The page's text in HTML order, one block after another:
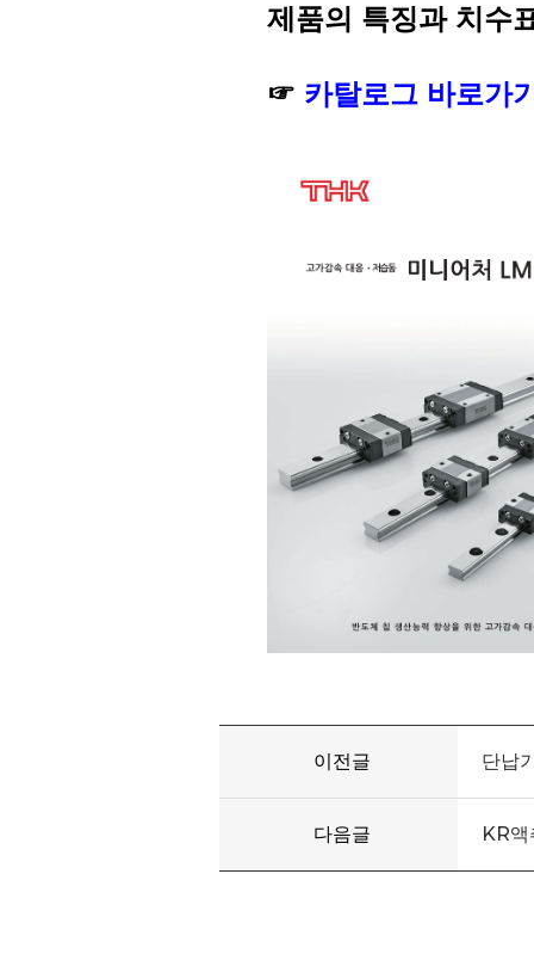
제품의 특징과 치수
☞ 카탈로그 바로가
이전글 단납
다음글 KR액